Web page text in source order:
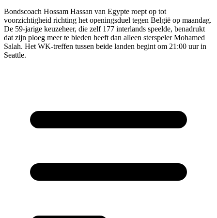
Bondscoach Hossam Hassan van Egypte roept op tot
voorzichtigheid richting het openingsduel tegen België op maandag.
De 59-jarige keuzeheer, die zelf 177 interlands speelde, benadrukt
dat zijn ploeg meer te bieden heeft dan alleen sterspeler Mohamed
Salah. Het WK-treffen tussen beide landen begint om 21:00 uur in
Seattle.